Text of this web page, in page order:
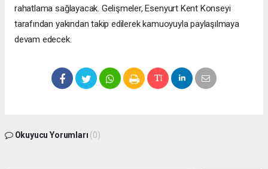
rahatlama sağlayacak. Gelişmeler, Esenyurt Kent Konseyi
tarafından yakından takip edilerek kamuoyuyla paylaşılmaya
devam edecek.
Okuyucu Yorumları (0)